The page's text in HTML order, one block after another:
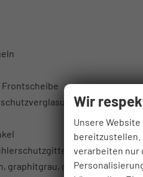
in
graphitgrau, glanzgedreht2, 8,0
Wir
Unsere
bereitzustellen.
verarbeiten nur